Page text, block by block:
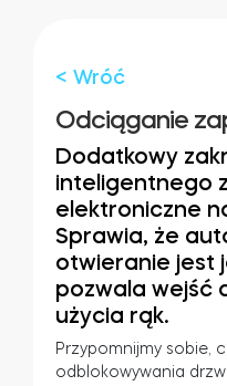
Dostępy do domu
Tedee Keypad
Tedee Biometric
< Wróć
Odciąganie
Dodatkowy
inteligentnego
elektroniczne
Sprawia, że
otwieranie jest
pozwala wejść
użycia rąk.
Przypomnijmy sobie,
odblokowywania